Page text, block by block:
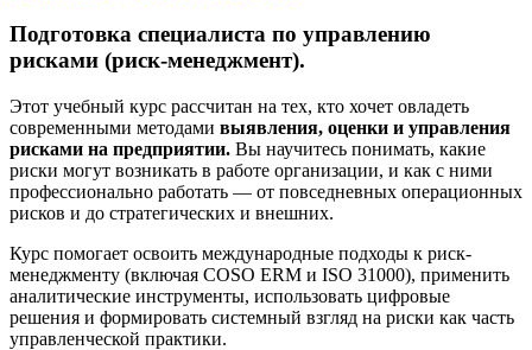
Подготовка специалиста по управлению
рисками (риск-менеджмент).
Этот учебный курс рассчитан на тех, кто хочет овладеть
современными методами выявления, оценки и управления
рисками на предприятии. Вы научитесь понимать, какие
риски могут возникать в работе организации, и как с ними
профессионально работать — от повседневных операционных
рисков и до стратегических и внешних.
Курс помогает освоить международные подходы к риск-
менеджменту (включая COSO ERM и ISO 31000), применить
аналитические инструменты, использовать цифровые
решения и формировать системный взгляд на риски как часть
управленческой практики.